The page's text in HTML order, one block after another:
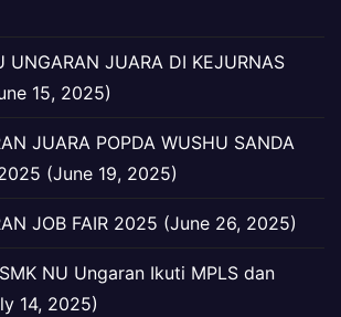
UNGARAN JUARA DI KEJURNAS
15, 2025)
JUARA POPDA WUSHU SANDA
(June 19, 2025)
JOB FAIR 2025 (June 26, 2025)
NU Ungaran Ikuti MPLS dan
14, 2025)